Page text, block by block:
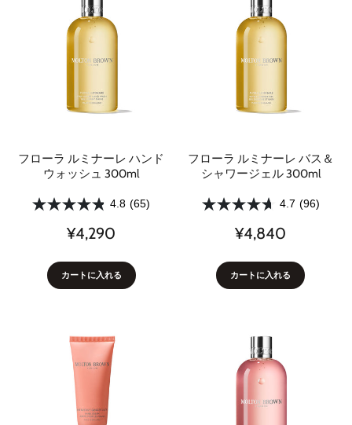
フローラ ルミナーレ ハンド
ウォッシュ 300ml
4.8 (65)
¥4,290
カートに入れる
フローラ ルミナーレ バス＆
シャワージェル 300ml
4.7 (96)
¥4,840
カートに入れる